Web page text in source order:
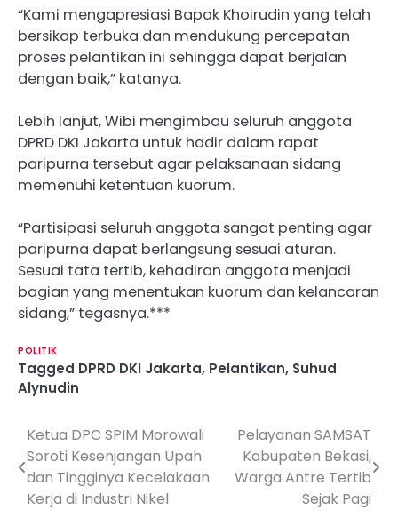
“Kami mengapresiasi Bapak Khoirudin yang telah
bersikap terbuka dan mendukung percepatan
proses pelantikan ini sehingga dapat berjalan
dengan baik,” katanya.
Lebih lanjut, Wibi mengimbau seluruh anggota
DPRD DKI Jakarta untuk hadir dalam rapat
paripurna tersebut agar pelaksanaan sidang
memenuhi ketentuan kuorum.
“Partisipasi seluruh anggota sangat penting agar
paripurna dapat berlangsung sesuai aturan.
Sesuai tata tertib, kehadiran anggota menjadi
bagian yang menentukan kuorum dan kelancaran
sidang,” tegasnya.***
POLITIK
Tagged DPRD DKI Jakarta, Pelantikan, Suhud
Alynudin
P
o
s
Ketua DPC SPIM Morowali
Soroti Kesenjangan Upah
dan Tingginya Kecelakaan
Kerja di Industri Nikel
Pelayanan SAMSAT
Kabupaten Bekasi,
Warga Antre Tertib
Sejak Pagi